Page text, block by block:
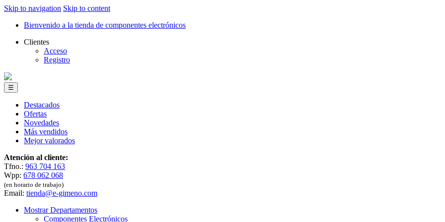
Skip to navigation Skip to content
Bienvenido a la tienda de componentes electrónicos
Clientes
Acceso
Registro
☰
Destacados
Ofertas
Novedades
Más vendidos
Mejor valorados
Atención al cliente:
Tfno.: 963 704 163
Wpp: 678 062 068
(en horario de trabajo)
Email: tienda@e-gimeno.com
Mostrar Departamentos
Componentes Electrónicos